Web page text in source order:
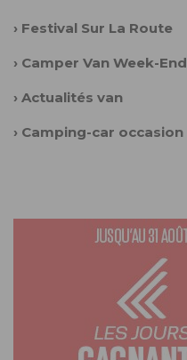
› Festival Sur La Route
› Camper Van Week-End
› Actualités van
› Camping-car occasion